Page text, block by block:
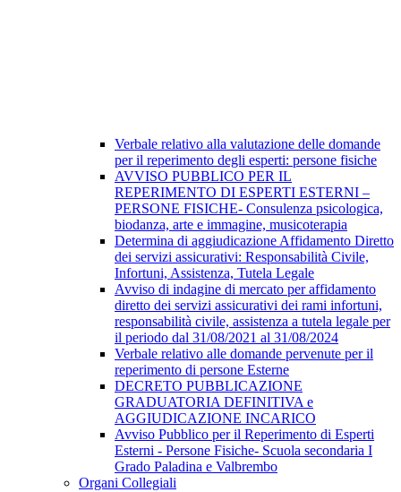
Verbale relativo alla valutazione delle domande
per il reperimento degli esperti: persone fisiche
AVVISO PUBBLICO PER IL
REPERIMENTO DI ESPERTI ESTERNI –
PERSONE FISICHE- Consulenza psicologica,
biodanza, arte e immagine, musicoterapia
Determina di aggiudicazione Affidamento Diretto
dei servizi assicurativi: Responsabilità Civile,
Infortuni, Assistenza, Tutela Legale
Avviso di indagine di mercato per affidamento
diretto dei servizi assicurativi dei rami infortuni,
responsabilità civile, assistenza a tutela legale per
il periodo dal 31/08/2021 al 31/08/2024
Verbale relativo alle domande pervenute per il
reperimento di persone Esterne
DECRETO PUBBLICAZIONE
GRADUATORIA DEFINITIVA e
AGGIUDICAZIONE INCARICO
Avviso Pubblico per il Reperimento di Esperti
Esterni - Persone Fisiche- Scuola secondaria I
Grado Paladina e Valbrembo
Organi Collegiali